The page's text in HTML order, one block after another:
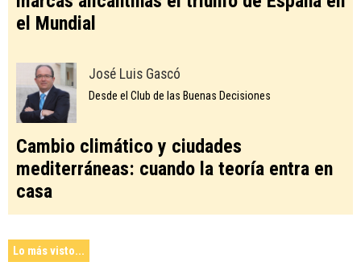
el Mundial
José Luis Gascó
Desde el Club de las Buenas Decisiones
Cambio climático y ciudades
mediterráneas: cuando la teoría entra en
casa
Lo más visto...